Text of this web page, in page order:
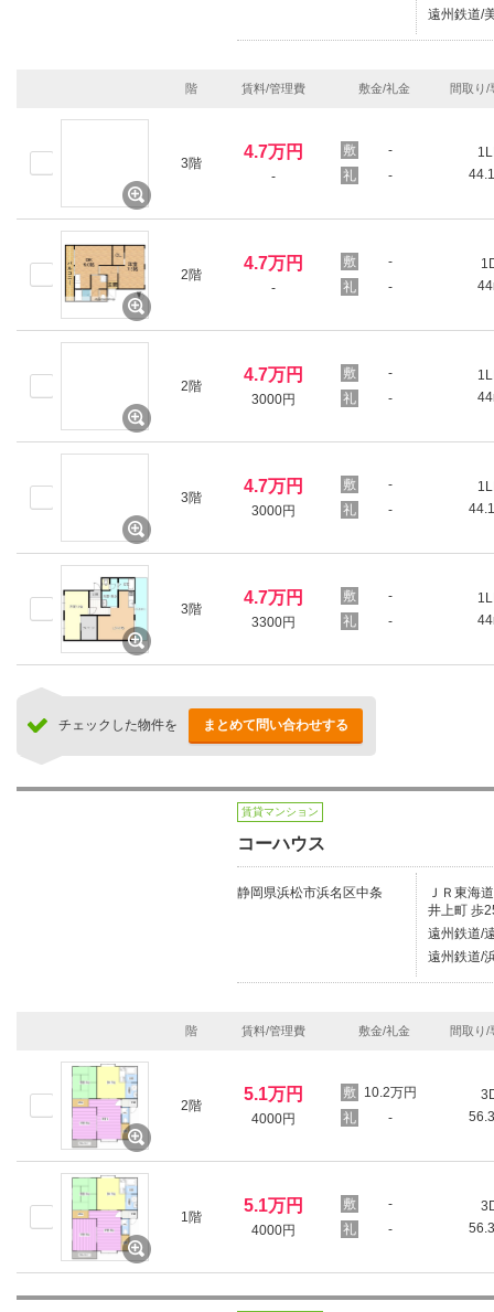
遠州鉄道/
階 賃料/管理費 敷金/礼金 間取り/
3階
4.7万円
-
-
-
2階
4.7万円
-
-
-
2階
4.7万円
3000円
-
-
3階
4.7万円
3000円
-
-
3階
4.7万円
3300円
-
-
チェックした物件を まとめて問い合わせする
賃貸マンション
コーハウス
静岡県浜松市浜名区中条
ＪＲ東海
井上町 歩
遠州鉄道/
遠州鉄道/
階 賃料/管理費 敷金/礼金 間取り/
2階
5.1万円
4000円
10.2万円
-
1階
5.1万円
4000円
-
-